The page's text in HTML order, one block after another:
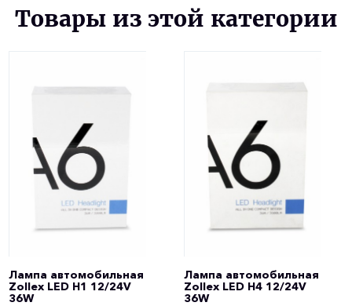
Товары из этой категории
Лампа автомобильная
Zollex LED H1 12/24V
36W
Лампа автомобильная
Zollex LED H4 12/24V
36W